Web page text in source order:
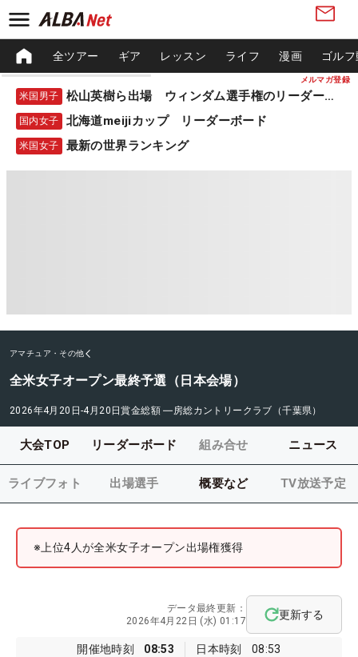
メルマガ登録
全ツアー ギア レッスン ライフ 漫画 ゴル
米国男子 松山英樹ら出場 ウィンダム選手権のリーダーボード
国内女子 北海道meijiカップ リーダーボード
米国女子 最新の世界ランキング
アマチュア・その他
全米女子オープン最終予選（日本会場）
2026年4月20日-4月20日賞金総額 ―房総カントリークラブ（千葉県）
大会TOP リーダーボード 組み合せ ニュース
ライブフォト 出場選手 概要など TV放送予定
※上位4人が全米女子オープン出場権獲得
開催地時刻 08:53 日本時刻 08:53
データ最終更新：
2026年4月22日 (水) 01:17
更新する